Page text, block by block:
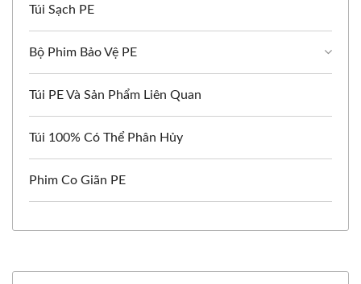
Túi Sạch PE
Bộ Phim Bảo Vệ PE
Túi PE Và Sản Phẩm Liên Quan
Túi 100% Có Thể Phân Hủy
Phim Co Giãn PE